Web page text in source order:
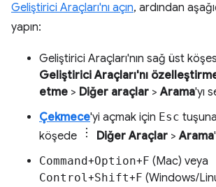
Geliştirici Araçları'nı açın, ardından
yapın:
Geliştirici Araçları'nın sağ üst
Geliştirici Araçları'nı
etme > Diğer araçlar >Arama'yı
Çekmece'yi açmak için Esc
köşede
Diğer Araçlar >Arama
Command+Option+F (Mac) veya
Control+Shift+F (Windows/